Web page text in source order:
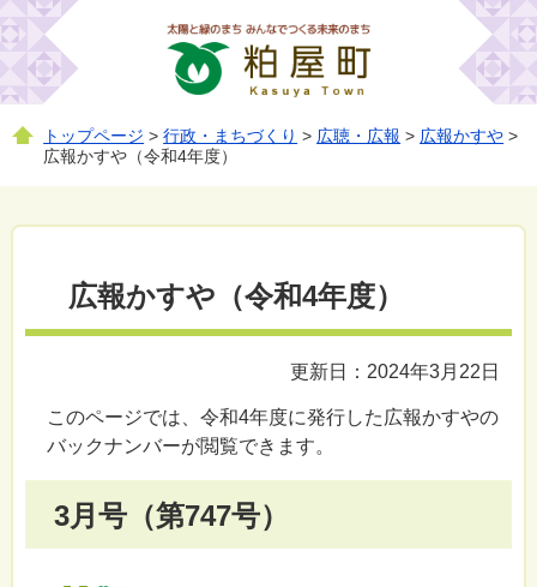
トップページ >行政・まちづくり > 広聴・広報 > 広報かすや >
広報かすや（令和4年度）
広報かすや（令和4年度）
更新日：2024年3月22日
このページでは、令和4年度に発行した広報かすやの
バックナンバーが閲覧できます。
3月号（第747号）